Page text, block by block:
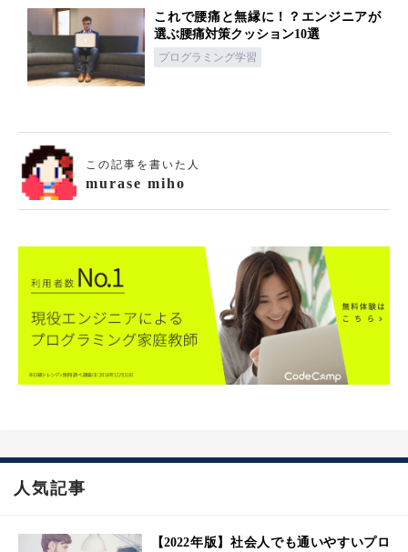
これで腰痛と無縁に！？エンジニアが
選ぶ腰痛対策クッション10選
プログラミング学習
この記事を書いた人
murase miho
人気記事
【2022年版】社会人でも通いやすいプロ